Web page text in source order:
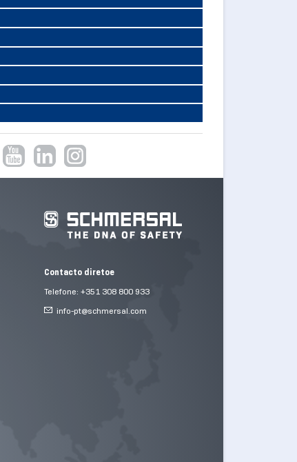
Contacto diretoe
Telefone: +351 308 800 933
info-pt@schmersal.com